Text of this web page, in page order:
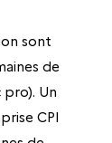
sont
de
pro). Un
CPI